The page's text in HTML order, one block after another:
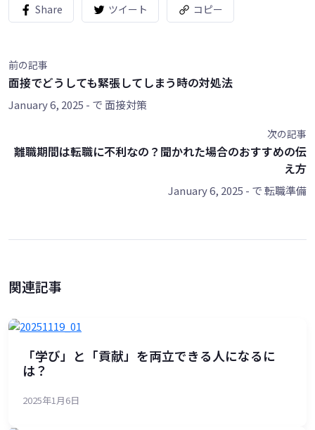
Share ツイート コピー
前の記事
面接でどうしても緊張してしまう時の対処法
January 6, 2025 - で 面接対策
次の記事
離職期間は転職に不利なの？聞かれた場合のおすすめの伝
え方
January 6, 2025 - で転職準備
関連記事
「学び」と「貢献」を両立できる人になるに
は？
2025年1月6日